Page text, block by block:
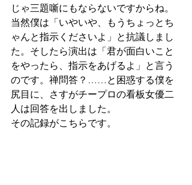
じゃ三題噺にもならないですからね。
当然僕は「いやいや、もうちょっとち
ゃんと指示くださいよ」と抗議しまし
た。そしたら演出は「君が面白いこと
をやったら、指示をあげるよ」と言う
のです。禅問答？……と困惑する僕を
尻目に、さすがチープロの看板女優二
人は回答を出しました。
その記録がこちらです。